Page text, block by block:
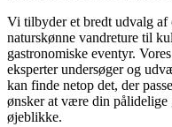
Vi tilbyder et bredt udvalg af
naturskønne vandreture til
gastronomiske eventyr.
eksperter undersøger og
kan finde netop det, der
ønsker at være din
øjeblikke.